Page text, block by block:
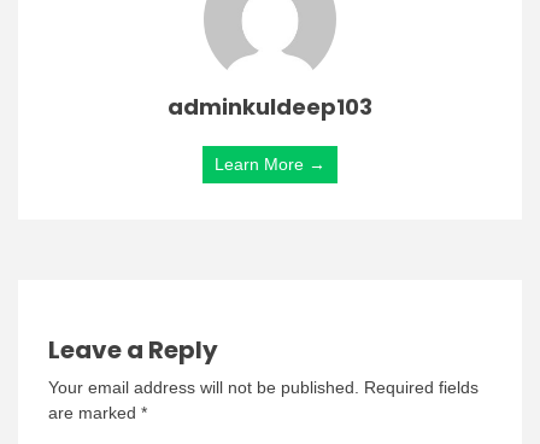
adminkuldeep103
Learn More →
Leave a Reply
Your email address will not be published.
Required fields
are marked *